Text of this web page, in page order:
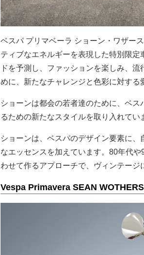
ベスパ プリマベーラ ショーン・ワザー
ティブなエネルギーを表現した特別限
ドを予測し、ファッションを楽しみ、
めに、新たなチャレンジと色彩に対する
ショーンは都会の若者達のために、ベ
るための新たなスタイルを取り入れてい
ショーンは、ベスパのデザイン要素に
なエッセンスを加えています。80年代
わせて作るアプローチで、ヴィンテージ
Vespa Primavera SEAN